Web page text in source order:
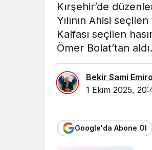
Kırşehir’de
Yılının Ahisi
Kalfası seçilen
Ömer Bolat’tan aldı.
Bekir Sami
1 Ekim 2025,
Google'da Abone Ol